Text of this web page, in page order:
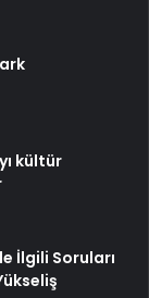
kültür
İlgili Soruları